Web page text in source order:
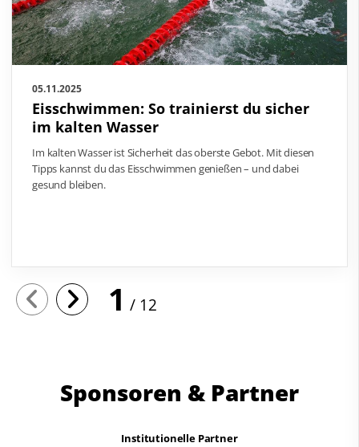
05.11.2025
Eisschwimmen: So trainierst du sicher
im kalten Wasser
Im kalten Wasser ist Sicherheit das oberste Gebot. Mit diesen
Tipps kannst du das Eisschwimmen genießen – und dabei
gesund bleiben.
1 12
Sponsoren & Partner
Institutionelle Partner